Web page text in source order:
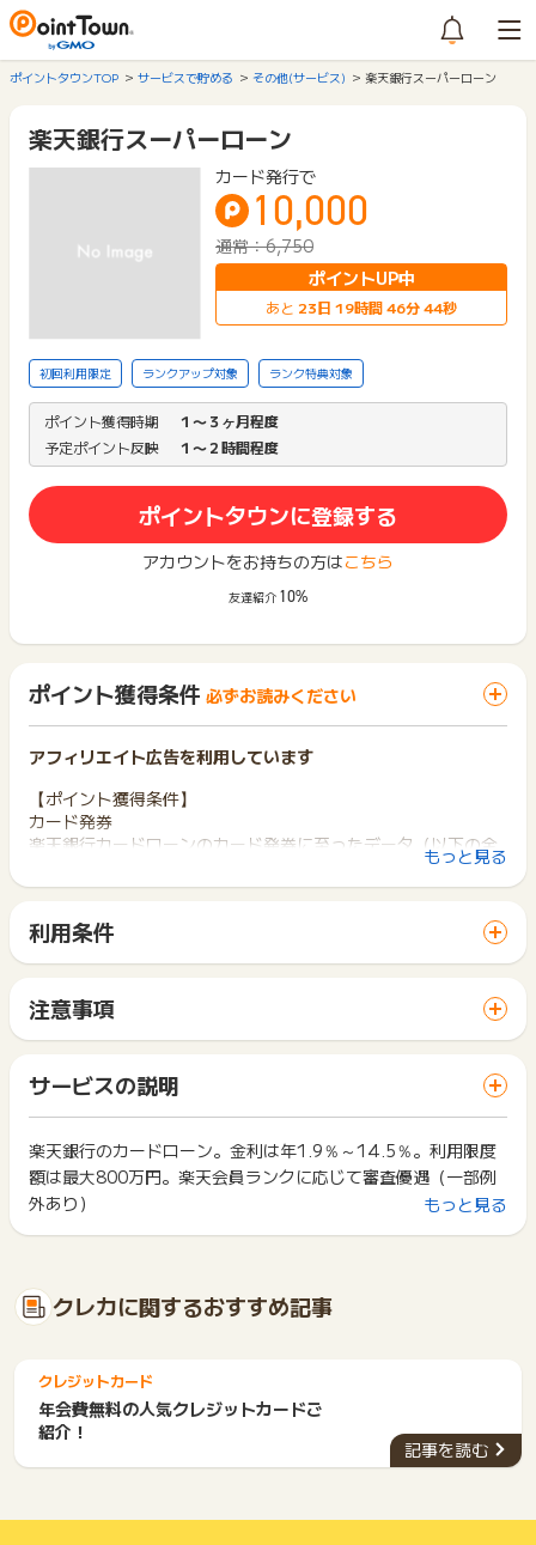
ポイントタウンTOP サービスで貯める その他(サービス) 楽天銀行スーパーローン
楽天銀行スーパーローン
カード発行で
10,000
通常：6,750
ポイントUP中
あと 23日 19時間46分44秒
初回利用限定 ランクアップ対象 ランク特典対象
ポイント獲得時期
１〜３ヶ月程度
予定ポイント反映
１〜２時間程度
ポイントタウンに登録する
アカウントをお持ちの方はこちら
友達紹介 10%
ポイント獲得条件 必ずお読みください
アフィリエイト広告を利用しています
【ポイント獲得条件】
カード発券
楽天銀行カードローンのカード発券に至ったデータ（以下の全
2.日本国内に居住している方(外国籍の方は、永住権または特別
永住権をお持ちの方）
主婦の方
4.楽天カード株式会社または三井住友カード株式会社の保証を
受けることができる方 （※2）
※1 但し、パート・アルバイトの方、及び専業主婦の方は60歳
以下
※2 当行が認めた場合は不要です
※申込みから3ヶ月以内に、新規発券された方（カード発行）
【獲得対象外】
・年収一定額未満の申し込み/カード発券
・正常にカード発券されなかった場合
・同一IPからの二回目以降のお申込み
・6ヵ月以内の複数回にわたるお申込み
・3カ月経過してもカード発券に至らなかったデータ
・アプリ経由での申込、カード発券
※広告主へ直接問い合わせする事を固く禁じます。
もっと見る
利用条件
サイトに移動してからお申し込みやお買い物が完了するまでの
間に、同じブラウザ（※）で他のサイトに移動した場合はポイン
ト獲得ができません。
ス・お買い物利用時で、デバイス・ブラウザが異なる場合はポ
イント獲得ができません。
2回以上同じお買い物・サービスをご利用される場合は、毎回
ポイントタウンに戻り、「 カード発行でポイントGET 」ボタ
ンを押してからご利用ください。
下記の事項に該当する場合、広告主側で対象外とみなし、「獲
・同一端末や同一世帯で、繰り返し利用不可のサービス・お買
い物を複数回ご利用された場合
ご利用前には、Cookieの削除をおこなっていただくことを推奨
します。
サービス・お買い物利用時にお電話など2つ以上の申し込み方
法がある場合、必ずサイト上のWEBフォームからお申し込みく
注意事項
一部のサービスにつきましては、1商品につき10円単位の金額
は切り捨てとなります。
ポイント獲得が1ポイント未満のものは切り捨てとなり、ポイ
ント履歴には記載されません。
原則として広告主側のポイント等を利用して支払われた金額分
につきましては、ポイントタウンのポイント獲得の対象には含
まれません。
広告主が運営しているサービスの都合もしくは会員様の都合で
各サービス・お買い物の獲得ポイントや獲得条件、キャンペー
ン期間が予告なしに変更される場合がございますが、ご利用さ
条件を達成しているかどうかは各広告主ではなく、代理店が行
っているため、広告主はポイントに関する詳細を把握しており
ません。
そのため、ポイントタウンのポイントに関するお問い合わせを
広告主様に直接行わないようお願いいたします。
サービスの説明
楽天銀行のカードローン。金利は年1.9％～14.5％。利用限度
額は最大800万円。楽天会員ランクに応じて審査優遇（一部例
外あり）
もっと見る
クレカに関するおすすめ記事
クレジットカード
年会費無料の人気クレジットカードご
紹介！
記事を読む